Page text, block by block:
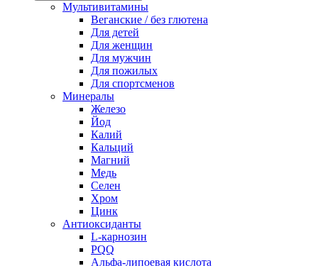
Мультивитамины
Веганские / без глютена
Для детей
Для женщин
Для мужчин
Для пожилых
Для спортсменов
Минералы
Железо
Йод
Калий
Кальций
Магний
Медь
Селен
Хром
Цинк
Антиоксиданты
L-карнозин
PQQ
Альфа-липоевая кислота